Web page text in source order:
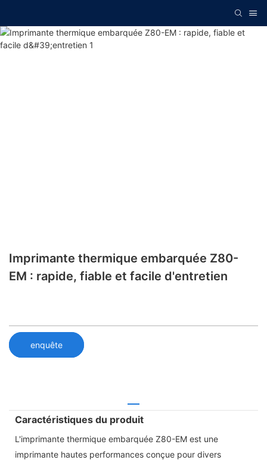
Imprimante thermique embarquée Z80-
EM : rapide, fiable et facile d'entretien
enquête
Caractéristiques du produit
L'imprimante thermique embarquée Z80-EM est une
imprimante hautes performances conçue pour divers